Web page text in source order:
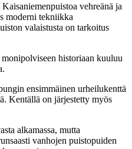
vehreänä ja
moderni tekniikka
valaistusta on tarkoitus
historiaan kuuluu
ensimmäinen urheilukenttä
Kentällä on järjestetty myös
alkamassa, mutta
vanhojen puistopuiden